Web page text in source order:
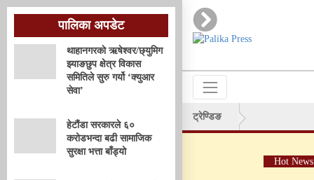
पालिका अपडेट
थाहानगरकाे ऋषेश्वर/छ्युमिग
झ्याङछुप क्षेत्र विकास
समितिले सुरु गर्यो ‘क्युआर
सेवा’
हेटौंडा सरकारले ६०
करोडभन्दा बढी सामाजिक
सुरक्षा भत्ता बाँड्यो
ट्रेण्डिङ
Hot News